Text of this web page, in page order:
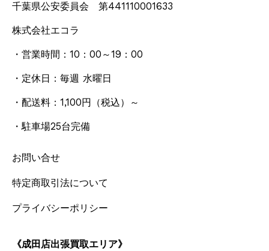
千葉県公安委員会 第441110001633
株式会社エコラ
・営業時間：10：00～19：00
・定休日：毎週 水曜日
・配送料：1,100円 （税込） ～
・駐車場25台完備
お問い合せ
特定商取引法について
プライバシーポリシー
《成田店出張買取エリア》